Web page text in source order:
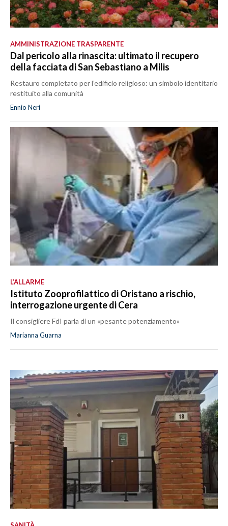
AMMINISTRAZIONE TRASPARENTE
Dal pericolo alla rinascita: ultimato il recupero
della facciata di San Sebastiano a Milis
Restauro completato per l’edificio religioso: un simbolo identitario
restituito alla comunità
Ennio Neri
L’ALLARME
Istituto Zooprofilattico di Oristano a rischio,
interrogazione urgente di Cera
Il consigliere FdI parla di un «pesante potenziamento»
Marianna Guarna